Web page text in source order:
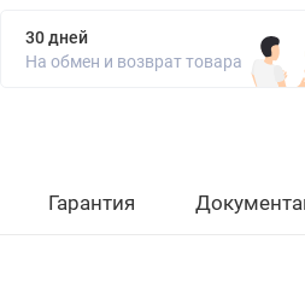
30 дней
На обмен и возврат товара
Гарантия